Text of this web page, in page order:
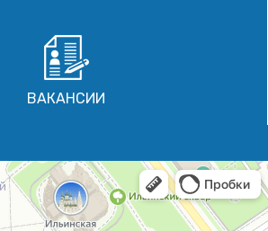
ВАКАНСИИ